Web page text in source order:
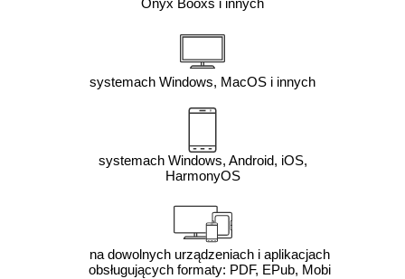
Onyx Booxs i innych
systemach Windows, MacOS i innych
systemach Windows, Android, iOS,
HarmonyOS
na dowolnych urządzeniach i aplikacjach
obsługujących formaty: PDF, EPub, Mobi